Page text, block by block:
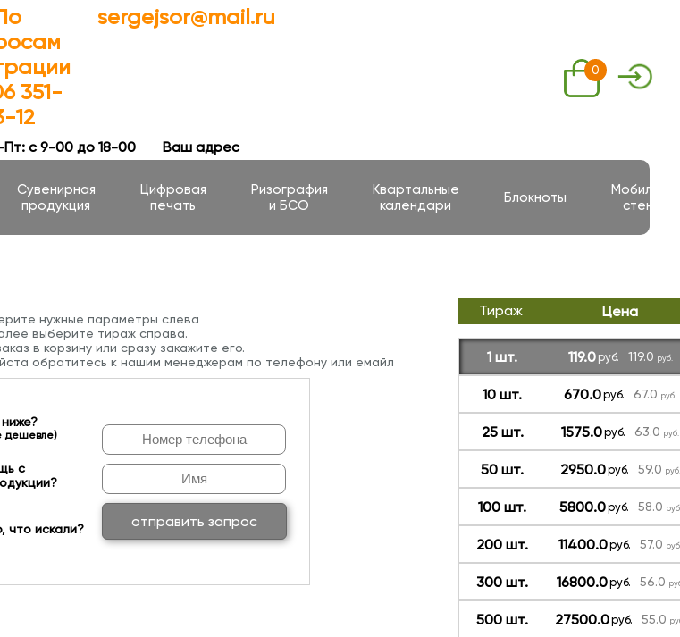
351-
12
sergejsor@mail.ru
с 9-00 до 18-00 Ваш адрес
0
Сувенирная
продукция
Цифровая
печать
Ризография
и БСО
Квартальные
календари
Блокноты
стенды
нужные параметры слева
выберите тираж справа.
в корзину или сразу закажите его.
обратитесь к нашим менеджерам по телефону или емайл
дешевле)
с
что искали? отправить запрос
Тираж Цена
1 шт. 119.0 руб. 119.0 руб.
10 шт. 670.0руб. 67.0руб.
25 шт. 1575.0руб. 63.0руб.
50 шт. 2950.0руб. 59.0 руб.
100 шт. 5800.0руб. 58.0
200 шт. 11400.0руб. 57.0
300 шт. 16800.0руб. 56.0
500 шт. 27500.0руб. 55.0